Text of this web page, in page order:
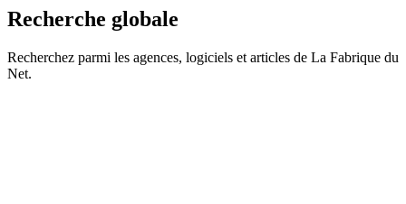
Recherche globale
Recherchez parmi les agences, logiciels et articles de La Fabrique du
Net.